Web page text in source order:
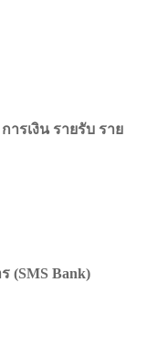
ารเงิน รายรับ ราย
(SMS Bank)